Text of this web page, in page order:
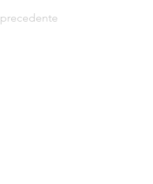
precedente